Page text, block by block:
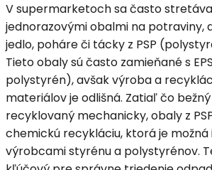
V supermarketoch sa často
jednorazovými obalmi na potraviny,
jedlo, poháre či tácky z PSP
Tieto obaly sú často zamieňané s
polystyrén), avšak výroba a
materiálov je odlišná. Zatiaľ čo bežný
recyklovaný mechanicky, obaly z
chemickú recykláciu, ktorá je možná
výrobcami styrénu a polystyrénov.